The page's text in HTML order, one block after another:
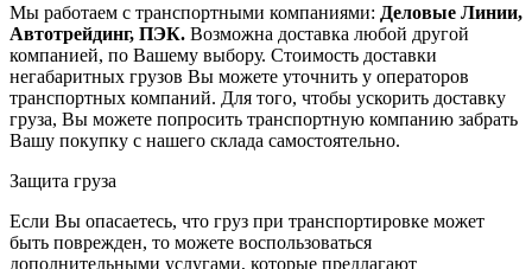
Мы работаем с транспортными компаниями: Деловые Линии,
Автотрейдинг, ПЭК. Возможна доставка любой другой
компанией, по Вашему выбору. Стоимость доставки
негабаритных грузов Вы можете уточнить у операторов
транспортных компаний. Для того, чтобы ускорить доставку
груза, Вы можете попросить транспортную компанию забрать
Вашу покупку с нашего склада самостоятельно.
Защита груза
Если Вы опасаетесь, что груз при транспортировке может
быть поврежден, то можете воспользоваться
дополнительными услугами, которые предлагают